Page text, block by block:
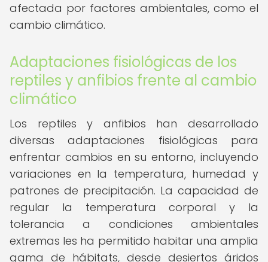
afectada por factores ambientales, como el
cambio climático.
Adaptaciones fisiológicas de los
reptiles y anfibios frente al cambio
climático
Los reptiles y anfibios han desarrollado
diversas adaptaciones fisiológicas para
enfrentar cambios en su entorno, incluyendo
variaciones en la temperatura, humedad y
patrones de precipitación. La capacidad de
regular la temperatura corporal y la
tolerancia a condiciones ambientales
extremas les ha permitido habitar una amplia
gama de hábitats, desde desiertos áridos